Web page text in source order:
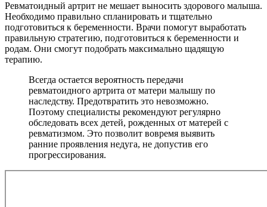
Ревматоидный артрит не мешает выносить здорового малыша.
Необходимо правильно спланировать и тщательно
подготовиться к беременности. Врачи помогут выработать
правильную стратегию, подготовиться к беременности и
родам. Они смогут подобрать максимально щадящую
терапию.
Всегда остается вероятность передачи
ревматоидного артрита от матери малышу по
наследству. Предотвратить это невозможно.
Поэтому специалисты рекомендуют регулярно
обследовать всех детей, рожденных от матерей с
ревматизмом. Это позволит вовремя выявить
ранние проявления недуга, не допустив его
прогрессирования.